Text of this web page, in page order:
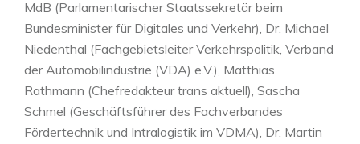
MdB (Parlamentarischer Staatssekretär beim
Bundesminister für Digitales und Verkehr), Dr. Michael
Niedenthal (Fachgebietsleiter Verkehrspolitik, Verband
der Automobilindustrie (VDA) e.V.), Matthias
Rathmann (Chefredakteur trans aktuell), Sascha
Schmel (Geschäftsführer des Fachverbandes
Fördertechnik und Intralogistik im VDMA), Dr. Martin